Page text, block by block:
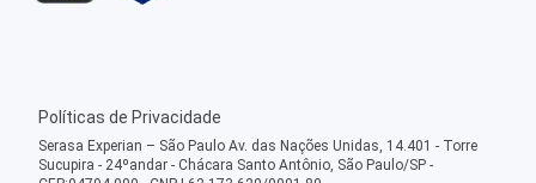
Políticas de Privacidade
Serasa Experian – São Paulo Av. das Nações Unidas, 14.401 - Torre
Sucupira - 24ºandar - Chácara Santo Antônio, São Paulo/SP -